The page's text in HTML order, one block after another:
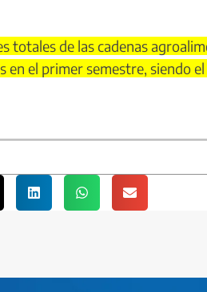
totales de las cadenas
en el primer semestre, siendo